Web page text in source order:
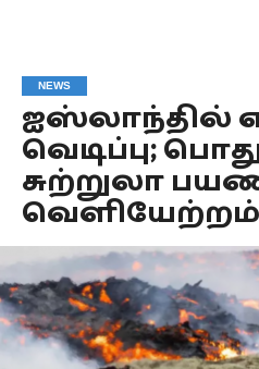
NEWS
ஐஸ்லாந்தில்
வெடிப்பு;
சுற்றுலா
வெளியேற்றம்